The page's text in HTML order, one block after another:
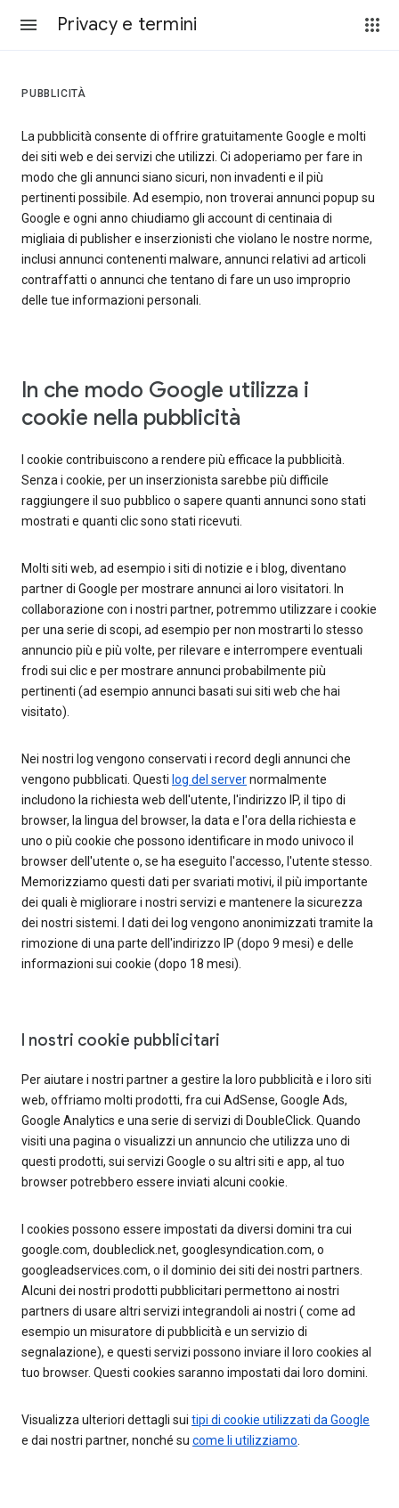
Privacy e termini
PUBBLICITÀ
La pubblicità consente di offrire gratuitamente Google e molti
dei siti web e dei servizi che utilizzi. Ci adoperiamo per fare in
modo che gli annunci siano sicuri, non invadenti e il più
pertinenti possibile. Ad esempio, non troverai annunci popup su
Google e ogni anno chiudiamo gli account di centinaia di
migliaia di publisher e inserzionisti che violano le nostre norme,
inclusi annunci contenenti malware, annunci relativi ad articoli
contraffatti o annunci che tentano di fare un uso improprio
delle tue informazioni personali.
In che modo Google utilizza i
cookie nella pubblicità
I cookie contribuiscono a rendere più efficace la pubblicità.
Senza i cookie, per un inserzionista sarebbe più difficile
raggiungere il suo pubblico o sapere quanti annunci sono stati
mostrati e quanti clic sono stati ricevuti.
Molti siti web, ad esempio i siti di notizie e i blog, diventano
partner di Google per mostrare annunci ai loro visitatori. In
collaborazione con i nostri partner, potremmo utilizzare i cookie
per una serie di scopi, ad esempio per non mostrarti lo stesso
annuncio più e più volte, per rilevare e interrompere eventuali
frodi sui clic e per mostrare annunci probabilmente più
pertinenti (ad esempio annunci basati sui siti web che hai
visitato).
Nei nostri log vengono conservati i record degli annunci che
vengono pubblicati. Questi log del servernormalmente
includono la richiesta web dell'utente, l'indirizzo IP, il tipo di
browser, la lingua del browser, la data e l'ora della richiesta e
uno o più cookie che possono identificare in modo univoco il
browser dell'utente o, se ha eseguito l'accesso, l'utente stesso.
Memorizziamo questi dati per svariati motivi, il più importante
dei quali è migliorare i nostri servizi e mantenere la sicurezza
dei nostri sistemi. I dati dei log vengono anonimizzati tramite la
rimozione di una parte dell'indirizzo IP (dopo 9 mesi) e delle
informazioni sui cookie (dopo 18 mesi).
I nostri cookie pubblicitari
Per aiutare i nostri partner a gestire la loro pubblicità e i loro siti
web, offriamo molti prodotti, fra cui AdSense, Google Ads,
Google Analytics e una serie di servizi di DoubleClick. Quando
visiti una pagina o visualizzi un annuncio che utilizza uno di
questi prodotti, sui servizi Google o su altri siti e app, al tuo
browser potrebbero essere inviati alcuni cookie.
I cookies possono essere impostati da diversi domini tra cui
google.com, doubleclick.net, googlesyndication.com, o
googleadservices.com, o il dominio dei siti dei nostri partners.
Alcuni dei nostri prodotti pubblicitari permettono ai nostri
partners di usare altri servizi integrandoli ai nostri ( come ad
esempio un misuratore di pubblicità e un servizio di
segnalazione), e questi servizi possono inviare il loro cookies al
tuo browser. Questi cookies saranno impostati dai loro domini.
Visualizza ulteriori dettagli sui tipi di cookie utilizzati da Google
e dai nostri partner, nonché su come li utilizziamo.